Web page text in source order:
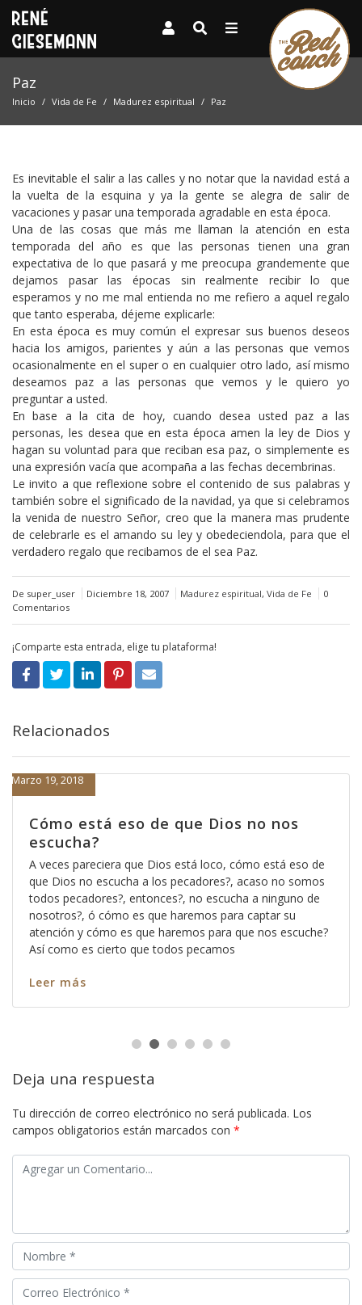
Paz
Inicio Vida de Fe Madurez espiritual Paz
Es inevitable el salir a las calles y no notar que la navidad está a
la vuelta de la esquina y ya la gente se alegra de salir de
vacaciones y pasar una temporada agradable en esta época.
Una de las cosas que más me llaman la atención en esta
temporada del año es que las personas tienen una gran
expectativa de lo que pasará y me preocupa grandemente que
dejamos pasar las épocas sin realmente recibir lo que
esperamos y no me mal entienda no me refiero a aquel regalo
que tanto esperaba, déjeme explicarle:
En esta época es muy común el expresar sus buenos deseos
hacia los amigos, parientes y aún a las personas que vemos
ocasionalmente en el super o en cualquier otro lado, así mismo
deseamos paz a las personas que vemos y le quiero yo
preguntar a usted.
En base a la cita de hoy, cuando desea usted paz a las
personas, les desea que en esta época amen la ley de Dios y
hagan su voluntad para que reciban esa paz, o simplemente es
una expresión vacía que acompaña a las fechas decembrinas.
Le invito a que reflexione sobre el contenido de sus palabras y
también sobre el significado de la navidad, ya que si celebramos
la venida de nuestro Señor, creo que la manera mas prudente
de celebrarle es el amando su ley y obedeciendola, para que el
verdadero regalo que recibamos de el sea Paz.
De super_user Diciembre 18, 2007 Madurez espiritual, Vida de Fe
0
Comentarios
¡Comparte esta entrada, elige tu plataforma!
Relacionados
Cómo está eso de que Dios no nos
escucha?
Marzo 19, 2018
A veces pareciera que Dios está loco, cómo está eso de
que Dios no escucha a los pecadores?, acaso no somos
todos pecadores?, entonces?, no escucha a ninguno de
nosotros?, ó cómo es que haremos para captar su
atención y cómo es que haremos para que nos escuche?
Así como es cierto que todos pecamos
Leer más
Deja una respuesta
Tu dirección de correo electrónico no será publicada. Los
campos obligatorios están marcados con *